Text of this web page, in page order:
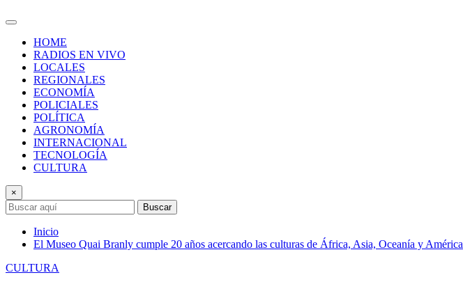
HOME
RADIOS EN VIVO
LOCALES
REGIONALES
ECONOMÍA
POLICIALES
POLÍTICA
AGRONOMÍA
INTERNACIONAL
TECNOLOGÍA
CULTURA
×
Buscar
Inicio
El Museo Quai Branly cumple 20 años acercando las culturas de África, Asia, Oceanía y América
CULTURA